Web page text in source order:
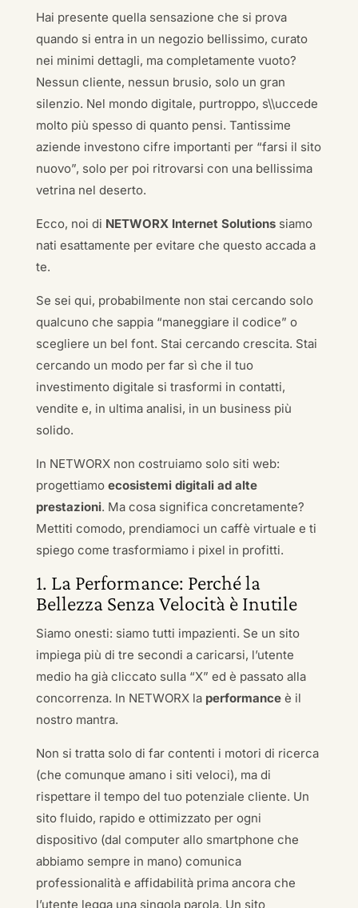
Hai presente quella sensazione che si prova
quando si entra in un negozio bellissimo, curato
nei minimi dettagli, ma completamente vuoto?
Nessun cliente, nessun brusio, solo un gran
silenzio. Nel mondo digitale, purtroppo, s\\uccede
molto più spesso di quanto pensi. Tantissime
aziende investono cifre importanti per “farsi il sito
nuovo”, solo per poi ritrovarsi con una bellissima
vetrina nel deserto.
Ecco, noi di NETWORX Internet Solutionssiamo
nati esattamente per evitare che questo accada a
te.
Se sei qui, probabilmente non stai cercando solo
qualcuno che sappia “maneggiare il codice” o
scegliere un bel font. Stai cercando crescita. Stai
cercando un modo per far sì che il tuo
investimento digitale si trasformi in contatti,
vendite e, in ultima analisi, in un business più
solido.
In NETWORX non costruiamo solo siti web:
progettiamo ecosistemi digitali ad alte
prestazioni. Ma cosa significa concretamente?
Mettiti comodo, prendiamoci un caffè virtuale e ti
spiego come trasformiamo i pixel in profitti.
1. La Performance: Perché la
Bellezza Senza Velocità è Inutile
Siamo onesti: siamo tutti impazienti. Se un sito
impiega più di tre secondi a caricarsi, l’utente
medio ha già cliccato sulla “X” ed è passato alla
concorrenza. In NETWORX la performanceè il
nostro mantra.
Non si tratta solo di far contenti i motori di ricerca
(che comunque amano i siti veloci), ma di
rispettare il tempo del tuo potenziale cliente. Un
sito fluido, rapido e ottimizzato per ogni
dispositivo (dal computer allo smartphone che
abbiamo sempre in mano) comunica
professionalità e affidabilità prima ancora che
l’utente legga una singola parola. Un sito